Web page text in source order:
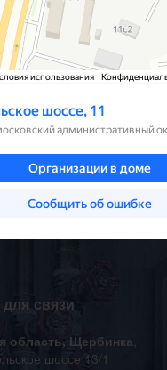
связи
область, Щербинка,
шоссе 13/1
для связи*